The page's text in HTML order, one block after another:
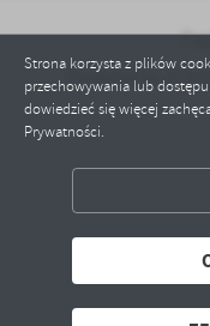
Strona korzysta z plików
przechowywania lub
dowiedzieć się więcej
Prywatności.
Powered by